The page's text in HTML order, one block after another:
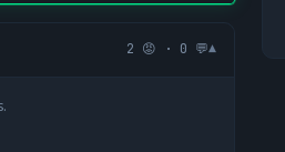
2 😡 · 0 💬▾